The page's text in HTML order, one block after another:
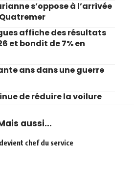
s’oppose à l’arrivée
affiche des résultats
et bondit de 7% en
ans dans une guerre
de réduire la voilure
aussi...
chef du service